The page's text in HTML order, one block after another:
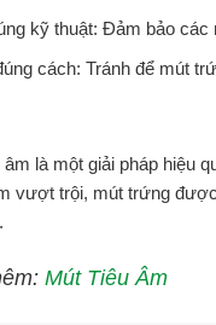
kỹ thuật: Đảm bảo các
cách: Tránh để mút
là một giải pháp hiệu
vượt trội, mút trứng
Mút Tiêu Âm